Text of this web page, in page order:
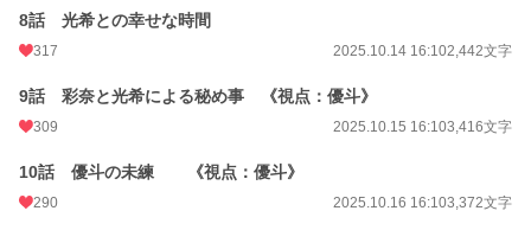
月間ポイント 1,052 pt (23,447 位)
年間ポイント
累計ポイント 141,997 pt (24,698 位)
8話 光希との幸せな時間
317 2025.10.14 16:102,442文字
9話 彩奈と光希による秘め事 《視点：優斗》
309 2025.10.15 16:103,416文字
10話 優斗の未練 《視点：優斗》
290 2025.10.16 16:103,372文字